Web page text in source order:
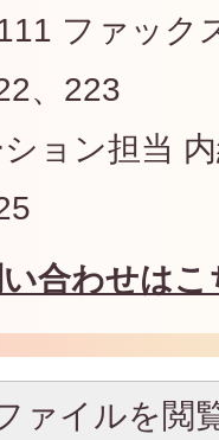
ファック
、223
ョン担当
合わせは
ァイルを閲